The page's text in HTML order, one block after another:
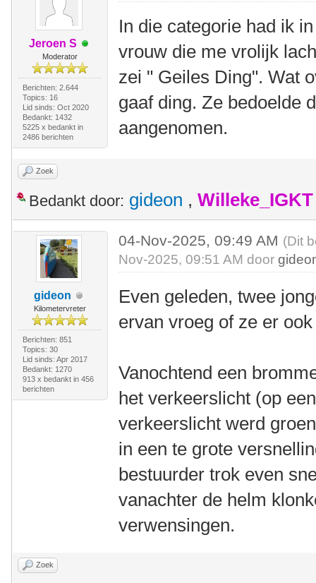
Jeroen S
Moderator
Berichten: 2.644
Topics: 16
Lid sinds: Oct 2020
Bedankt: 1432
5225 x bedankt in
2486 berichten
In die categorie had ik
vrouw die me vrolijk
zei " Geiles Ding". Wat
gaaf ding. Ze bedoelde
aangenomen.
Zoek
Bedankt door: gideon , Willeke_IGKT
gideon
Kilometervreter
Berichten: 851
Topics: 30
Lid sinds: Apr 2017
Bedankt: 1270
913 x bedankt in 456
berichten
04-Nov-2025, 09:49 AM (Dit
Nov-2025, 09:51 AM door
Even geleden, twee
ervan vroeg of ze er
Vanochtend een
het verkeerslicht (op
verkeerslicht werd
in een te grote
bestuurder trok even
vanachter de helm
verwensingen.
Zoek